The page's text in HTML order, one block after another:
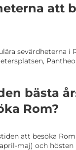
att
sevärdheterna i
bästa
Rom?
att besöka
maj) och